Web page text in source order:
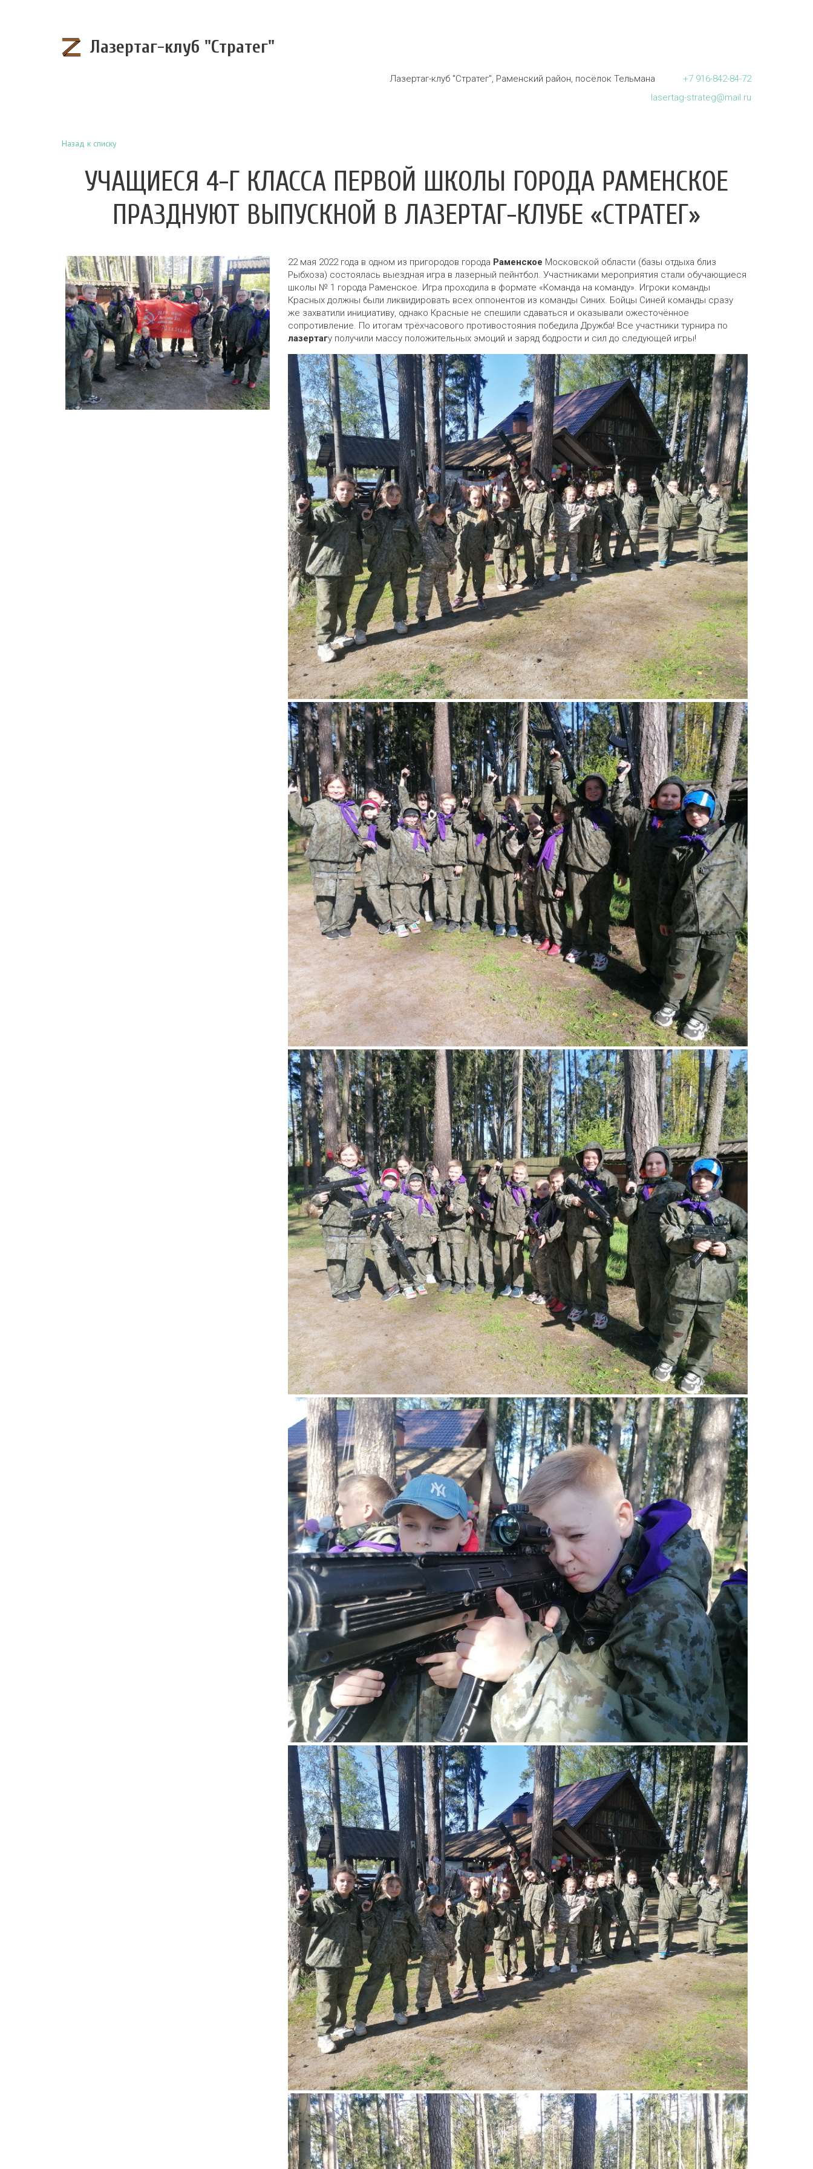
Лазертаг-клуб "Стратег"
Лазертаг-клуб "Стратег", Раменский район, посёлок Тельмана +7 916-842-84-72
lasertag-strateg@mail.ru
Назад к списку
УЧАЩИЕСЯ 4-Г КЛАССА ПЕРВОЙ ШКОЛЫ ГОРОДА РАМЕНСКОЕ
ПРАЗДНУЮТ ВЫПУСКНОЙ В ЛАЗЕРТАГ-КЛУБЕ «СТРАТЕГ»
22 мая 2022 года в одном из пригородов города Раменское Московской области (базы отдыха близ
Рыбхоза) состоялась выездная игра в лазерный пейнтбол. Участниками мероприятия стали обучающиеся
школы № 1 города Раменское. Игра проходила в формате «Команда на команду». Игроки команды
Красных должны были ликвидировать всех оппонентов из команды Синих. Бойцы Синей команды сразу
же захватили инициативу, однако Красные не спешили сдаваться и оказывали ожесточённое
сопротивление. По итогам трёхчасового противостояния победила Дружба! Все участники турнира по
лазертагу получили массу положительных эмоций и заряд бодрости и сил до следующей игры!